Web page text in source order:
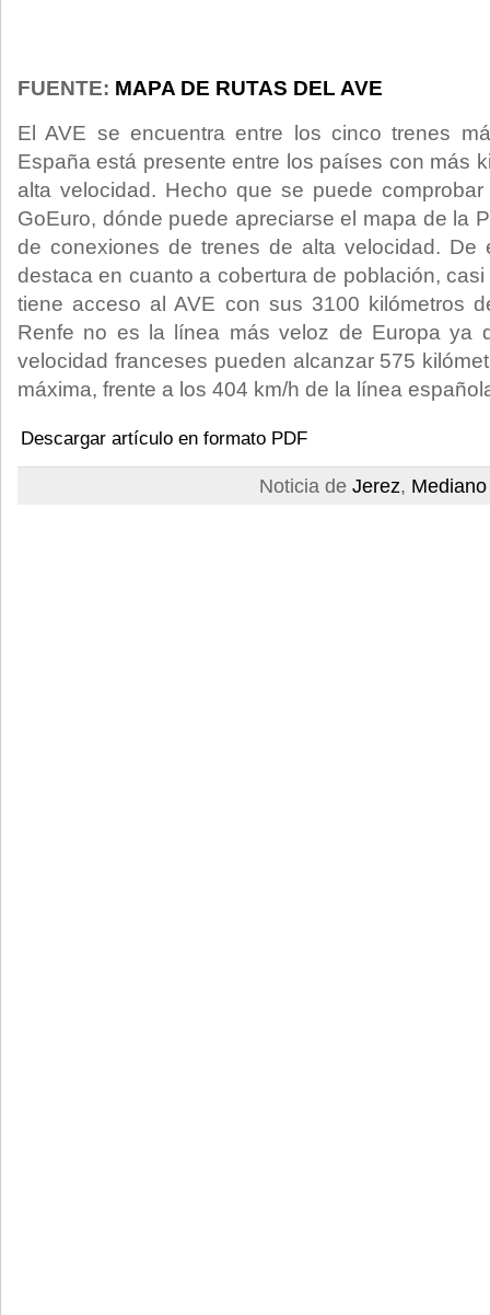
FUENTE: MAPA DE RUTAS DEL AVE
El AVE se encuentra entre los cinco trenes
España está presente entre los países con más
alta velocidad. Hecho que se puede
GoEuro, dónde puede apreciarse el mapa de la
de conexiones de trenes de alta velocidad. De
destaca en cuanto a cobertura de población,
tiene acceso al AVE con sus 3100 kilómetros
Renfe no es la línea más veloz de Europa ya
velocidad franceses pueden alcanzar 575
máxima, frente a los 404 km/h de la línea
Descargar artículo en formato PDF
Noticia de Jerez,